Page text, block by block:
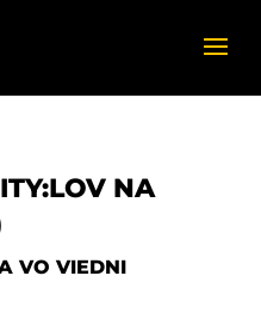
NA
VO VIEDNI